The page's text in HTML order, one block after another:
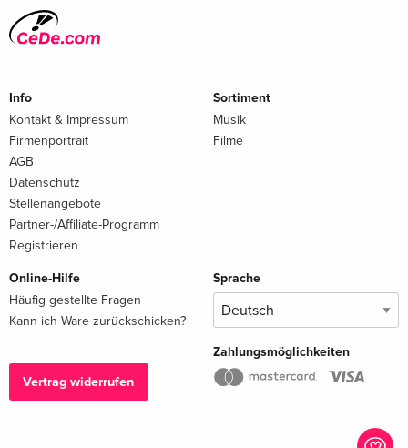
Info
Kontakt & Impressum
Firmenportrait
AGB
Datenschutz
Stellenangebote
Partner-/Affiliate-Programm
Registrieren
Sortiment
Musik
Filme
Online-Hilfe
Häufig gestellte Fragen
Kann ich Ware zurückschicken?
Vertrag widerrufen
Sprache
Zahlungsmöglichkeiten